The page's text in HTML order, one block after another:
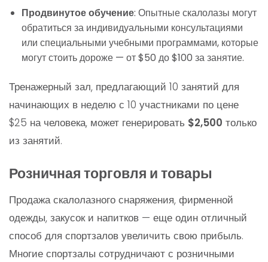
Продвинутое обучение: Опытные скалолазы могут
обратиться за индивидуальными консультациями
или специальными учебными программами, которые
могут стоить дороже — от $50 до $100 за занятие.
Тренажерный зал, предлагающий 10 занятий для
начинающих в неделю с 10 участниками по цене
$25 на человека, может генерировать $2,500 только
из занятий.
Розничная торговля и товары
Продажа скалолазного снаряжения, фирменной
одежды, закусок и напитков — еще один отличный
способ для спортзалов увеличить свою прибыль.
Многие спортзалы сотрудничают с розничными